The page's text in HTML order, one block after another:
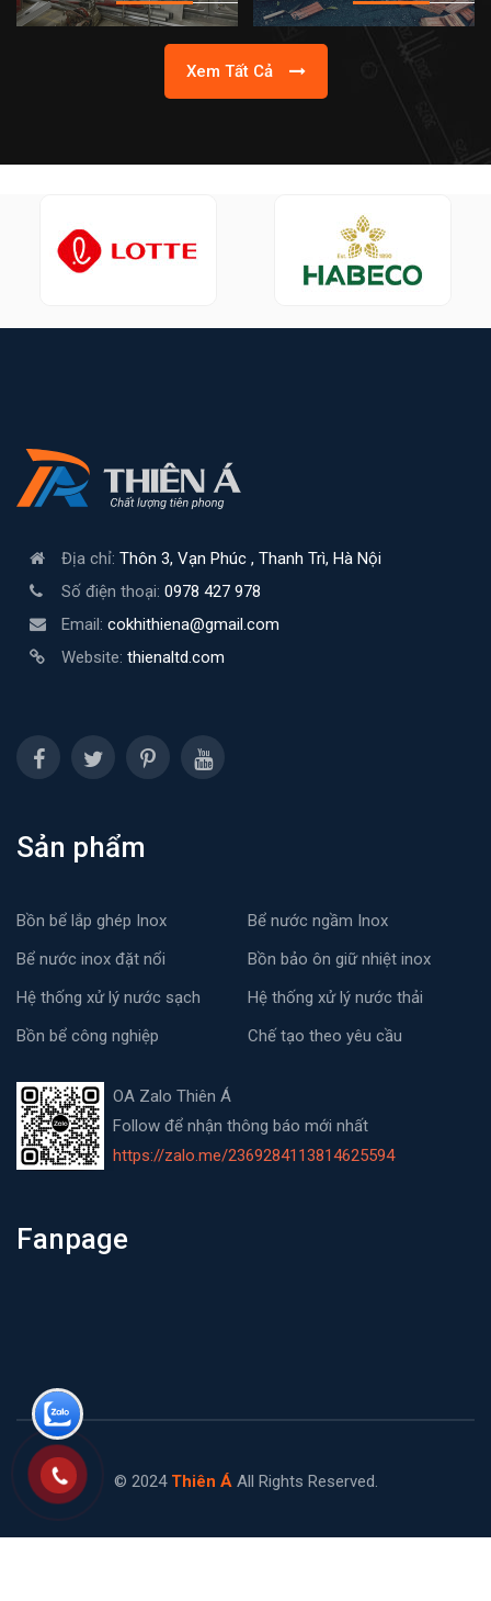
Xem Tất Cả
Địa chỉ: Thôn 3, Vạn Phúc , Thanh Trì, Hà Nội
Số điện thoại: 0978 427 978
Email: cokhithiena@gmail.com
Website: thienaltd.com
Sản phẩm
Bồn bể lắp ghép Inox
Bể nước ngầm Inox
Bể nước inox đặt nổi
Bồn bảo ôn giữ nhiệt inox
Hệ thống xử lý nước sạch
Hệ thống xử lý nước thải
Bồn bể công nghiệp
Chế tạo theo yêu cầu
OA Zalo Thiên Á
Follow để nhận thông báo mới nhất
https://zalo.me/2369284113814625594
Fanpage
© 2024 Thiên Á All Rights Reserved.